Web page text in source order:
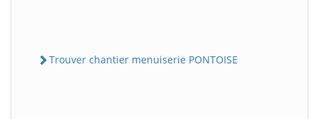
Trouver chantier menuiserie PONTOISE